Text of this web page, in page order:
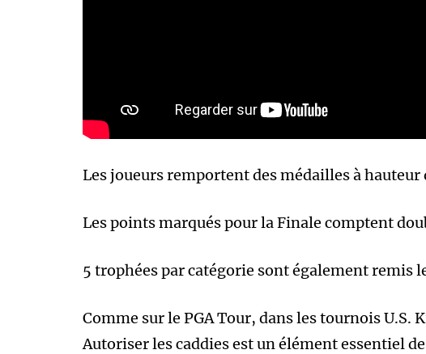
Les joueurs remportent des médailles à
Les points marqués pour la Finale comptent
5 trophées par catégorie sont également remis
Comme sur le PGA Tour, dans les tournois U.S.
Autoriser les caddies est un élément essentiel